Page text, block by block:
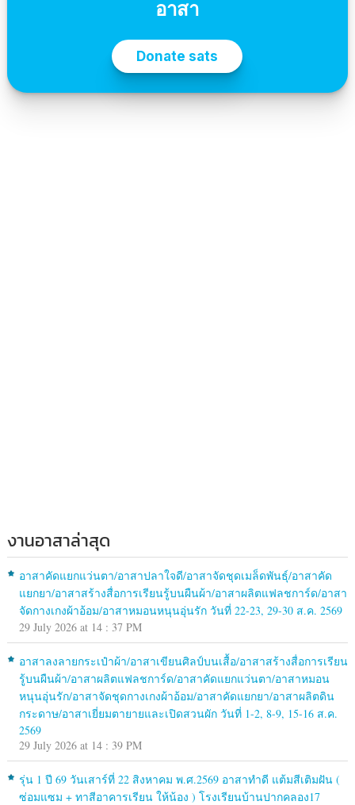
งานอาสาล่าสุด
อาสาคัดแยกแว่นตา/อาสาปลาใจดี/อาสาจัดชุดเมล็ดพันธุ์/อาสาคัด
แยกยา/อาสาสร้างสื่อการเรียนรู้บนผืนผ้า/อาสาผลิตแฟลชการ์ด/อาสา
จัดกางเกงผ้าอ้อม/อาสาหมอนหนุนอุ่นรัก วันที่ 22-23, 29-30 ส.ค. 2569
29 July 2026 at 14 : 37 PM
อาสาลงลายกระเป๋าผ้า/อาสาเขียนศิลป์บนเสื้อ/อาสาสร้างสื่อการเรียน
รู้บนผืนผ้า/อาสาผลิตแฟลชการ์ด/อาสาคัดแยกแว่นตา/อาสาหมอน
หนุนอุ่นรัก/อาสาจัดชุดกางเกงผ้าอ้อม/อาสาคัดแยกยา/อาสาผลิตดิน
กระดาษ/อาสาเยี่ยมตายายและเปิดสวนผัก วันที่ 1-2, 8-9, 15-16 ส.ค.
2569
29 July 2026 at 14 : 39 PM
รุ่น 1 ปี 69 วันเสาร์ที่ 22 สิงหาคม พ.ศ.2569 อาสาทำดี แต้มสีเติมฝัน (
ซ่อมแซม + ทาสีอาคารเรียน ให้น้อง ) โรงเรียนบ้านปากคลอง17